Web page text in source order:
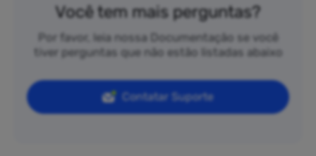
Você tem mais perguntas?
Por favor, leia nossa Documentação se você
tiver perguntas que não estão listadas abaixo
Contatar Suporte